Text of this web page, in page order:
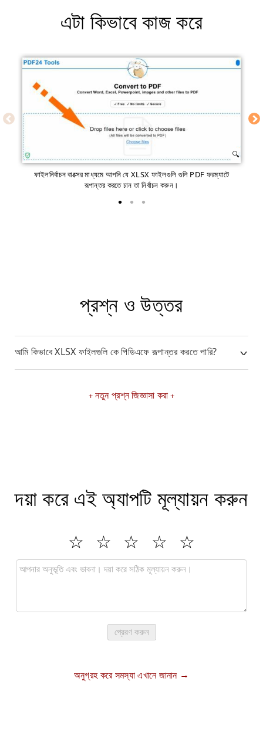
এটা কিভাবে কাজ করে
ফাইলনির্বাচন বাক্সের মাধ্যমে আপনি যে XLSX ফাইলগুলি গুলি PDF ফরম্যাটে
রূপান্তর করতে চান তা নির্বাচন করুন।
প্রশ্ন ও উত্তর
আমি কিভাবে XLSX ফাইলগুলি কে পিডিএফে রূপান্তর করতে পারি?
নতুন প্রশ্ন জিজ্ঞাসা করা
দয়া করে এই অ্যাপটি মূল্যায়ন করুন
প্রেরণ করুন
অনুগ্রহ করে সমস্যা এখানে জানান